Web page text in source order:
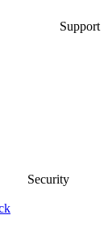
Support
Security